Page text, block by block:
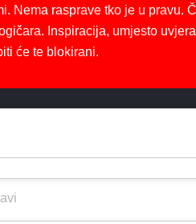
Nema rasprave tko je u pravu.
Inspiracija, umjesto
će te blokirani.